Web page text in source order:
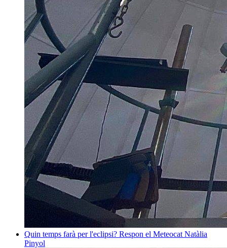
Quin temps farà per l'eclipsi? Respon el Meteocat Natàlia
Pinyol